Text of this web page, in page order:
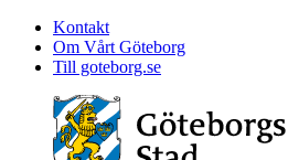
Kontakt
Om Vårt Göteborg
Till goteborg.se